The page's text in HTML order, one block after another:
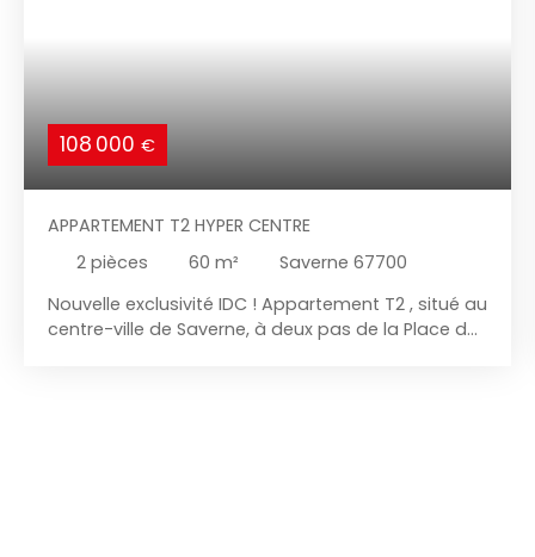
108 000 €
APPARTEMENT T2 HYPER CENTRE
2 pièces 60 m²
Saverne 67700
Nouvelle exclusivité IDC ! Appartement T2 , situé au
centre-ville de Saverne, à deux pas de la Place des